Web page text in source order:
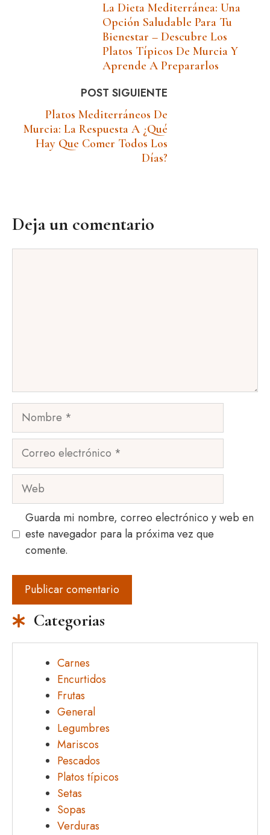
La Dieta Mediterránea: Una
Opción Saludable Para Tu
Bienestar – Descubre Los
Platos Típicos De Murcia Y
Aprende A Prepararlos
POST SIGUIENTE
Platos Mediterráneos De
Murcia: La Respuesta A ¿qué
Hay Que Comer Todos Los
Días?
Deja un comentario
Nombre
Correo
Web
Guarda mi nombre, correo electrónico y web en
este navegador para la próxima vez que
comente.
Categorias
Carnes
Encurtidos
Frutas
General
Legumbres
Mariscos
Pescados
Platos típicos
Setas
Sopas
Verduras